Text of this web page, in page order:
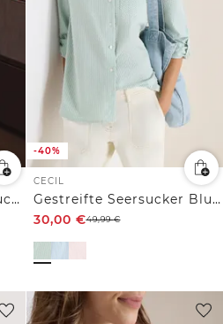
3/4-Arm Bluse in Seersucker Qualität
-40%
CECIL
Gestreifte Seersucker Bluse
30,00 €49,99€